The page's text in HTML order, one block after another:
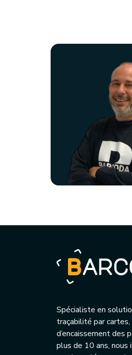
Spécialiste en
traçabilité par cartes,
d’encaissement des
plus de 10 ans, nous